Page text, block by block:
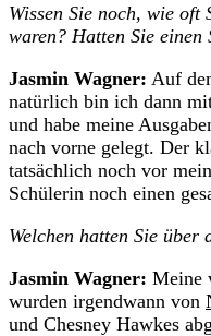
Wissen Sie noch, wie
waren? Hatten Sie einen
Jasmin Wagner: Auf
natürlich bin ich dann
und habe meine
nach vorne gelegt. Der
tatsächlich noch vor
Schülerin noch einen
Welchen hatten Sie über
Jasmin Wagner: Meine
wurden irgendwann von
und Chesney Hawkes